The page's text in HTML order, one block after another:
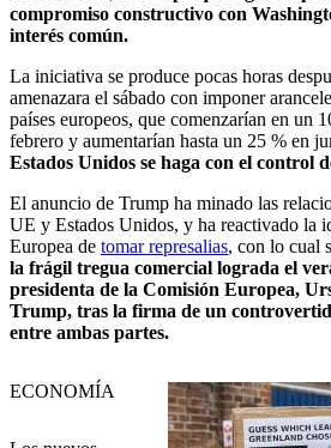
compromiso constructivo con
interés común.
La iniciativa se produce pocas horas
amenazara el sábado con imponer
países europeos, que comenzarían en un
febrero y aumentarían hasta un 25 % en
Estados Unidos se haga con el control
El anuncio de Trump ha minado las
UE y Estados Unidos, y ha reactivado la
Europea de tomar represalias, con lo cual
la frágil tregua comercial lograda el
presidenta de la Comisión Europea,
Trump, tras la firma de un
entre ambas partes.
ECONOMÍA